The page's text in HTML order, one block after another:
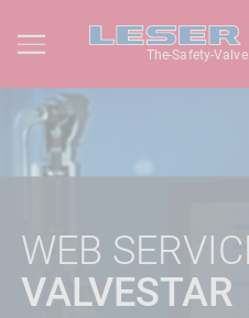
The-Safety-
WEB
VALVESTAR